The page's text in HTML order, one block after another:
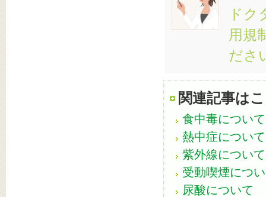
ドク
用規
ださ
関連記事は
食中毒について
熱中症について
紫外線について
受動喫煙につ
尿酸について